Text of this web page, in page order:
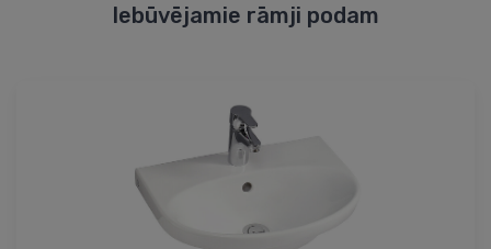
Iebūvējamie rāmji podam